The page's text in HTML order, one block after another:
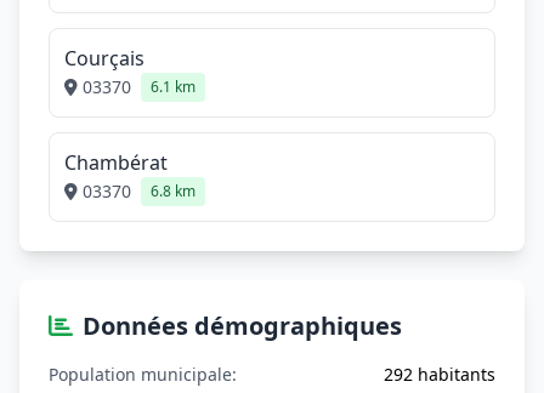
Courçais
03370 6.1 km
Chambérat
03370 6.8 km
Données démographiques
Population municipale:
292 habitants